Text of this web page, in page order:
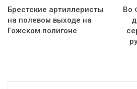
Брестские артиллеристы
на полевом выходе на
Гожском полигоне
Во